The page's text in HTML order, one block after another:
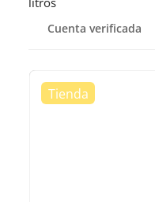
Cuenta verificada